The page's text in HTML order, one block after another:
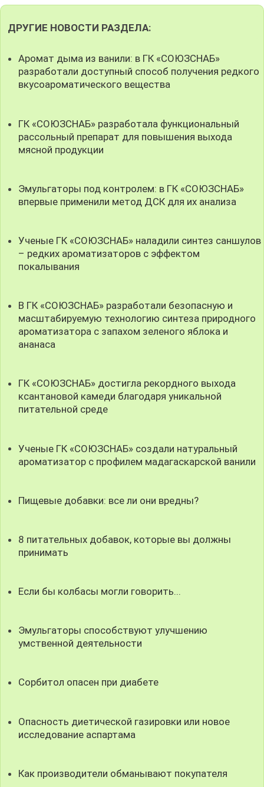
ДРУГИЕ НОВОСТИ РАЗДЕЛА:
Аромат дыма из ванили: в ГК «СОЮЗСНАБ»
разработали доступный способ получения редкого
вкусоароматического вещества
ГК «СОЮЗСНАБ» разработала функциональный
рассольный препарат для повышения выхода
мясной продукции
Эмульгаторы под контролем: в ГК «СОЮЗСНАБ»
впервые применили метод ДСК для их анализа
Ученые ГК «СОЮЗСНАБ» наладили синтез саншулов
– редких ароматизаторов с эффектом
покалывания
В ГК «СОЮЗСНАБ» разработали безопасную и
масштабируемую технологию синтеза природного
ароматизатора с запахом зеленого яблока и
ананаса
ГК «СОЮЗСНАБ» достигла рекордного выхода
ксантановой камеди благодаря уникальной
питательной среде
Ученые ГК «СОЮЗСНАБ» создали натуральный
ароматизатор с профилем мадагаскарской ванили
Пищевые добавки: все ли они вредны?
8 питательных добавок, которые вы должны
принимать
Если бы колбасы могли говорить...
Эмульгаторы способствуют улучшению
умственной деятельности
Сорбитол опасен при диабете
Опасность диетической газировки или новое
исследование аспартама
Как производители обманывают покупателя